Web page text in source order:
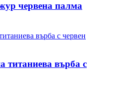
червена палма
титаниева върба с